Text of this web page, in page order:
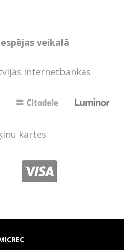
veikalā
internetbankas
kartes